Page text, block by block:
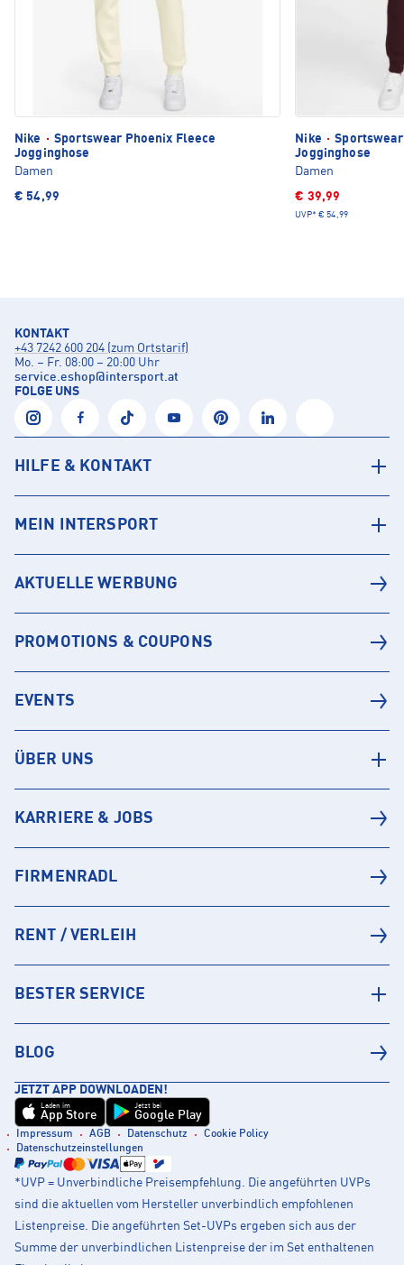
Nike · Sportswear Phoenix Fleece
Jogginghose
Damen
€ 54,99
Nike ·
Jogginghose
Damen
€ 39,99
UVP* € 54,99
KONTAKT
+43 7242 600 204 (zum Ortstarif)
Mo. – Fr. 08:00 – 20:00 Uhr
service.eshop@intersport.at
FOLGE UNS
HILFE & KONTAKT
MEIN INTERSPORT
AKTUELLE WERBUNG
PROMOTIONS & COUPONS
EVENTS
ÜBER UNS
KARRIERE & JOBS
FIRMENRADL
RENT / VERLEIH
BESTER SERVICE
BLOG
JETZT APP DOWNLOADEN!
Laden im
App Store
Jetzt bei
Google Play
Impressum AGB Datenschutz
Cookie Policy
Datenschutzeinstellungen
*UVP = Unverbindliche Preisempfehlung. Die angeführten UVPs
sind die aktuellen vom Hersteller unverbindlich empfohlenen
Listenpreise. Die angeführten Set-UVPs ergeben sich aus der
Summe der unverbindlichen Listenpreise der im Set enthaltenen